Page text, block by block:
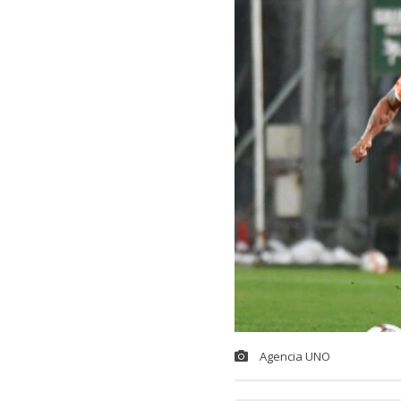
Agencia UNO